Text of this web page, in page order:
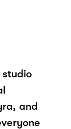
studio
and